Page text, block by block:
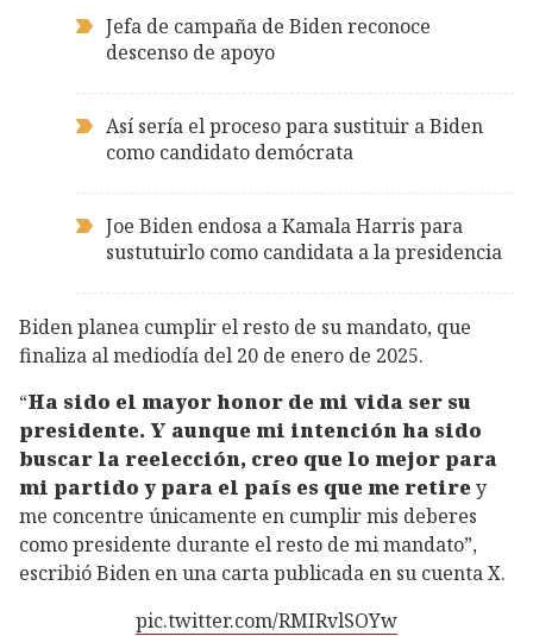
Jefa de campaña de Biden reconoce
descenso de apoyo
Así sería el proceso para sustituir a Biden
como candidato demócrata
Joe Biden endosa a Kamala Harris para
sustutuirlo como candidata a la presidencia
Biden planea cumplir el resto de su mandato, que
finaliza al mediodía del 20 de enero de 2025.
“Ha sido el mayor honor de mi vida ser su
presidente. Y aunque mi intención ha sido
buscar la reelección, creo que lo mejor para
mi partido y para el país es que me retirey
me concentre únicamente en cumplir mis deberes
como presidente durante el resto de mi mandato”,
escribió Biden en una carta publicada en su cuenta X.
pic.twitter.com/RMIRvlSOYw